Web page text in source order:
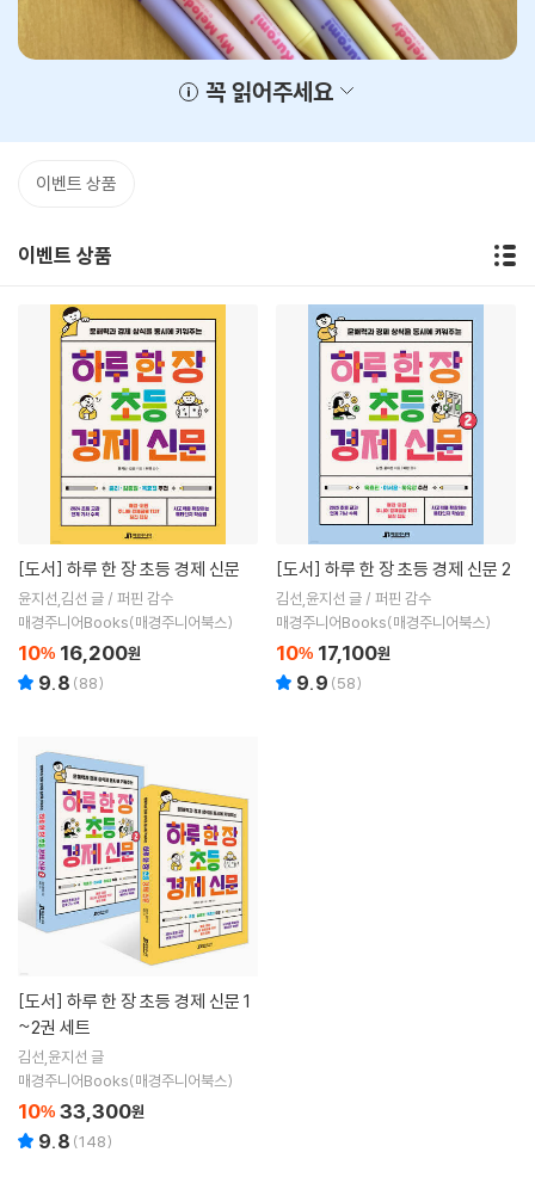
꼭 읽어주세요
이벤트 상품
이벤트 상품
[도서] 하루 한 장 초등 경제 신문
윤지선,김선 글 / 퍼핀 감수
매경주니어Books(매경주니어북스)
10% 16,200원
9.8 (88)
[도서] 하루 한 장 초등 경제 신문 2
김선,윤지선 글 / 퍼핀 감수
매경주니어Books(매경주니어북스)
10% 17,100원
9.9 (58)
[도서]
~2권 세트
김선,윤지선 글
매경주니어Books(매경주니어북스)
10% 33,300원
9.8 (148)